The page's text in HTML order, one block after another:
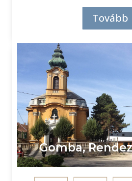
Tovább
Gomba,